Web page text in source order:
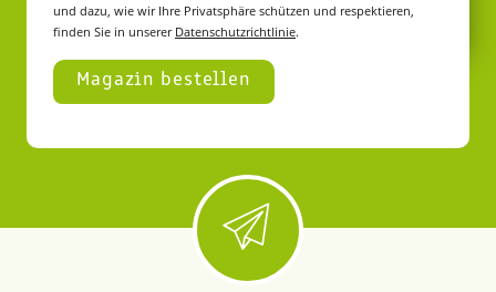
und dazu, wie wir Ihre Privatsphäre schützen und respektieren,
finden Sie in unserer Datenschutzrichtlinie.